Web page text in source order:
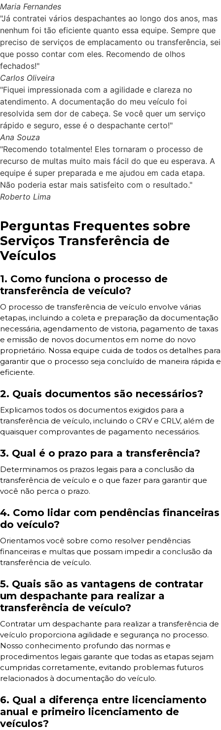
Maria Fernandes
"Já contratei vários despachantes ao longo dos anos, mas
nenhum foi tão eficiente quanto essa equipe. Sempre que
preciso de serviços de emplacamento ou transferência, sei
que posso contar com eles. Recomendo de olhos
fechados!"
Carlos Oliveira
"Fiquei impressionada com a agilidade e clareza no
atendimento. A documentação do meu veículo foi
resolvida sem dor de cabeça. Se você quer um serviço
rápido e seguro, esse é o despachante certo!"
Ana Souza
"Recomendo totalmente! Eles tornaram o processo de
recurso de multas muito mais fácil do que eu esperava. A
equipe é super preparada e me ajudou em cada etapa.
Não poderia estar mais satisfeito com o resultado."
Roberto Lima
Perguntas Frequentes sobre
Serviços Transferência de
Veículos
1. Como funciona o processo de
transferência de veículo?
O processo de transferência de veículo envolve várias
etapas, incluindo a coleta e preparação da documentação
necessária, agendamento de vistoria, pagamento de taxas
e emissão de novos documentos em nome do novo
proprietário. Nossa equipe cuida de todos os detalhes para
garantir que o processo seja concluído de maneira rápida e
eficiente.
2. Quais documentos são necessários?
Explicamos todos os documentos exigidos para a
transferência de veículo, incluindo o CRV e CRLV, além de
quaisquer comprovantes de pagamento necessários.
3. Qual é o prazo para a transferência?
Determinamos os prazos legais para a conclusão da
transferência de veículo e o que fazer para garantir que
você não perca o prazo.
4. Como lidar com pendências financeiras
do veículo?
Orientamos você sobre como resolver pendências
financeiras e multas que possam impedir a conclusão da
transferência de veículo.
5. Quais são as vantagens de contratar
um despachante para realizar a
transferência de veículo?
Contratar um despachante para realizar a transferência de
veículo proporciona agilidade e segurança no processo.
Nosso conhecimento profundo das normas e
procedimentos legais garante que todas as etapas sejam
cumpridas corretamente, evitando problemas futuros
relacionados à documentação do veículo.
6. Qual a diferença entre licenciamento
anual e primeiro licenciamento de
veículos?